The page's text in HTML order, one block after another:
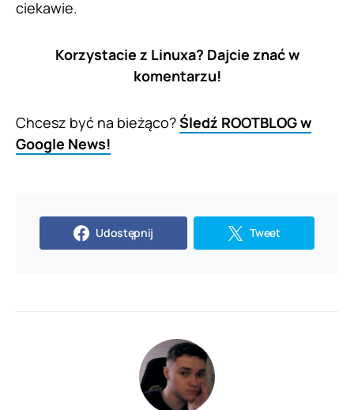
ciekawie.
Korzystacie z Linuxa? Dajcie znać w
komentarzu!
Chcesz być na bieżąco?Śledź ROOTBLOG w
Google News!
Udostępnij Tweet